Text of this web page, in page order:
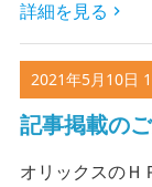
詳細を見る
2021年5月10日
記事掲載の
オリックスのＨ